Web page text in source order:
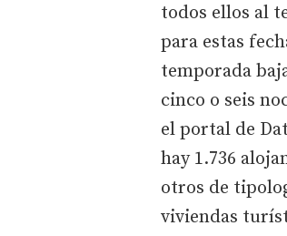
todos ellos al
para estas
temporada
cinco o seis
el portal de
hay 1.736
otros de
viviendas